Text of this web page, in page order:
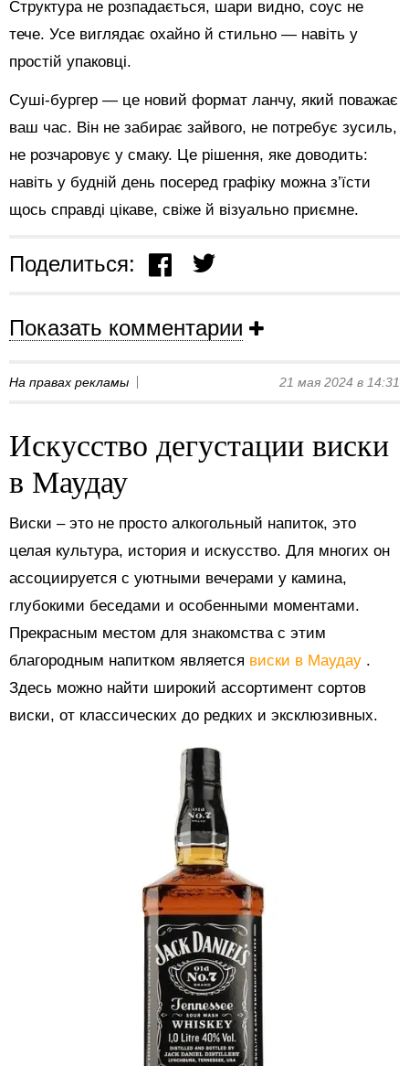
Структура не розпадається, шари видно, соус не
тече. Усе виглядає охайно й стильно — навіть у
простій упаковці.
Суші-бургер — це новий формат ланчу, який поважає
ваш час. Він не забирає зайвого, не потребує зусиль,
не розчаровує у смаку. Це рішення, яке доводить:
навіть у будній день посеред графіку можна з’їсти
щось справді цікаве, свіже й візуально приємне.
Поделиться:
Показать комментарии
На правах рекламы 21 мая 2024 в 14:31
Искусство дегустации виски
в Маудау
Виски – это не просто алкогольный напиток, это
целая культура, история и искусство. Для многих он
ассоциируется с уютными вечерами у камина,
глубокими беседами и особенными моментами.
Прекрасным местом для знакомства с этим
благородным напитком является виски в Маудау .
Здесь можно найти широкий ассортимент сортов
виски, от классических до редких и эксклюзивных.